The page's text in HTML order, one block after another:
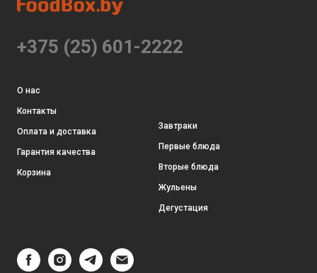
+375 (25) 601-2222
О нас
Контакты
Оплата и доставка
Гарантия качества
Корзина
Завтраки
Первые блюда
Вторые блюда
Жульены
Дегустация